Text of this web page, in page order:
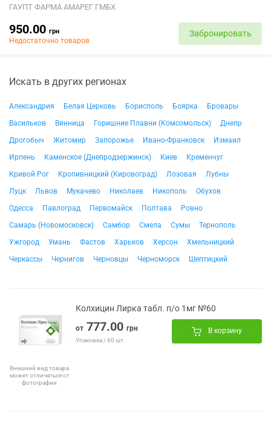
ГАУПТ ФАРМА АМАРЕГ ГМБХ
950.00 грн
Недостаточно товаров
Забронировать
Искать в других регионах
Александрия Белая Церковь Борисполь Боярка
Бровары
Васильков
Винница Горишние Плавни (Комсомольск)
Днепр
Дрогобыч
Житомир Запорожье Ивано-Франковск
Измаил
Ирпень
Каменское (Днепродзержинск) Киев
Кременчуг
Кривой Рог
Кропивницкий (Кировоград) Лозовая
Лубны
Луцк
Львов Мукачево Николаев Никополь
Обухов
Одесса
Павлоград Первомайск Полтава
Ровно
Самарь (Новомосковск)
Самбор Смела Сумы
Тернополь
Ужгород
Умань Фастов Харьков Херсон
Хмельницкий
Черкассы
Чернигов Черновцы Черноморск Шептицкий
Внешний вид товара
может отличаться от
фотографии
Колхицин Лирка табл. п/о 1мг №60
от 777.00 грн
Упаковка / 60 шт.
В корзину